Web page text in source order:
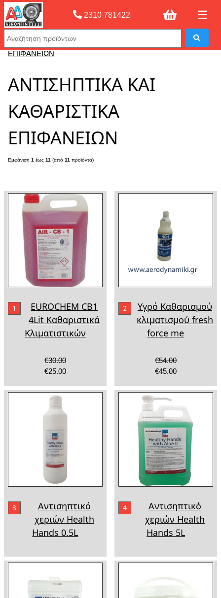
Αρχική σελίδας»ΑΝΤΙΣΗΠΤΙΚΑ ΚΑΙ ΚΑΘΑΡΙΣΤΙΚΑ
ΕΠΙΦΑΝΕΙΩΝ
2310 781422 ☰
ΑΝΤΙΣΗΠΤΙΚΑ ΚΑΙ
ΚΑΘΑΡΙΣΤΙΚΑ
ΕΠΙΦΑΝΕΙΩΝ
Εμφάνιση 1 έως 11 (από 11 προϊόντα)
1
EUROCHEM CB1
4Lit Καθαριστικά
Κλιματιστικών
€30.00
€25.00
2
Υγρό Καθαρισμού
κλιματισμού fresh
force me
€54.00
€45.00
3
Αντισηπτικό
χεριών Health
Hands 0.5L
4
Αντισηπτικό
χεριών Health
Hands 5L